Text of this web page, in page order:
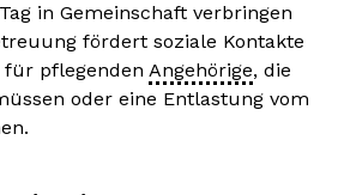
in Gemeinschaft verbringen
fördert soziale Kontakte
für pflegenden Angehörige, die
oder eine Entlastung vom